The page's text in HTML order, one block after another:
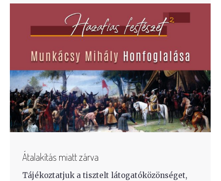
Átalakítás miatt zárva
Tájékoztatjuk a tisztelt látogatóközönséget,